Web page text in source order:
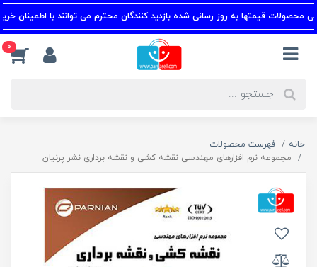
قیمتها به روز رسانی شده بازدید کنندگان محترم می توانند با اطمینان خرید
0
خانه
فهرست محصولات
مجموعه نرم افزارهای مهندسی نقشه کشی و نقشه برداری نشر پرنیان